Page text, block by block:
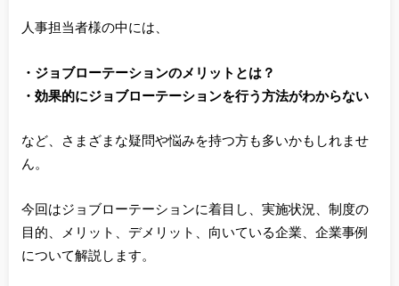
人事担当者様の中には、
・ジョブローテーションのメリットとは？
・効果的にジョブローテーションを行う方法がわからない
など、さまざまな疑問や悩みを持つ方も多いかもしれませ
ん。
今回はジョブローテーションに着目し、実施状況、制度の
目的、メリット、デメリット、向いている企業、企業事例
について解説します。